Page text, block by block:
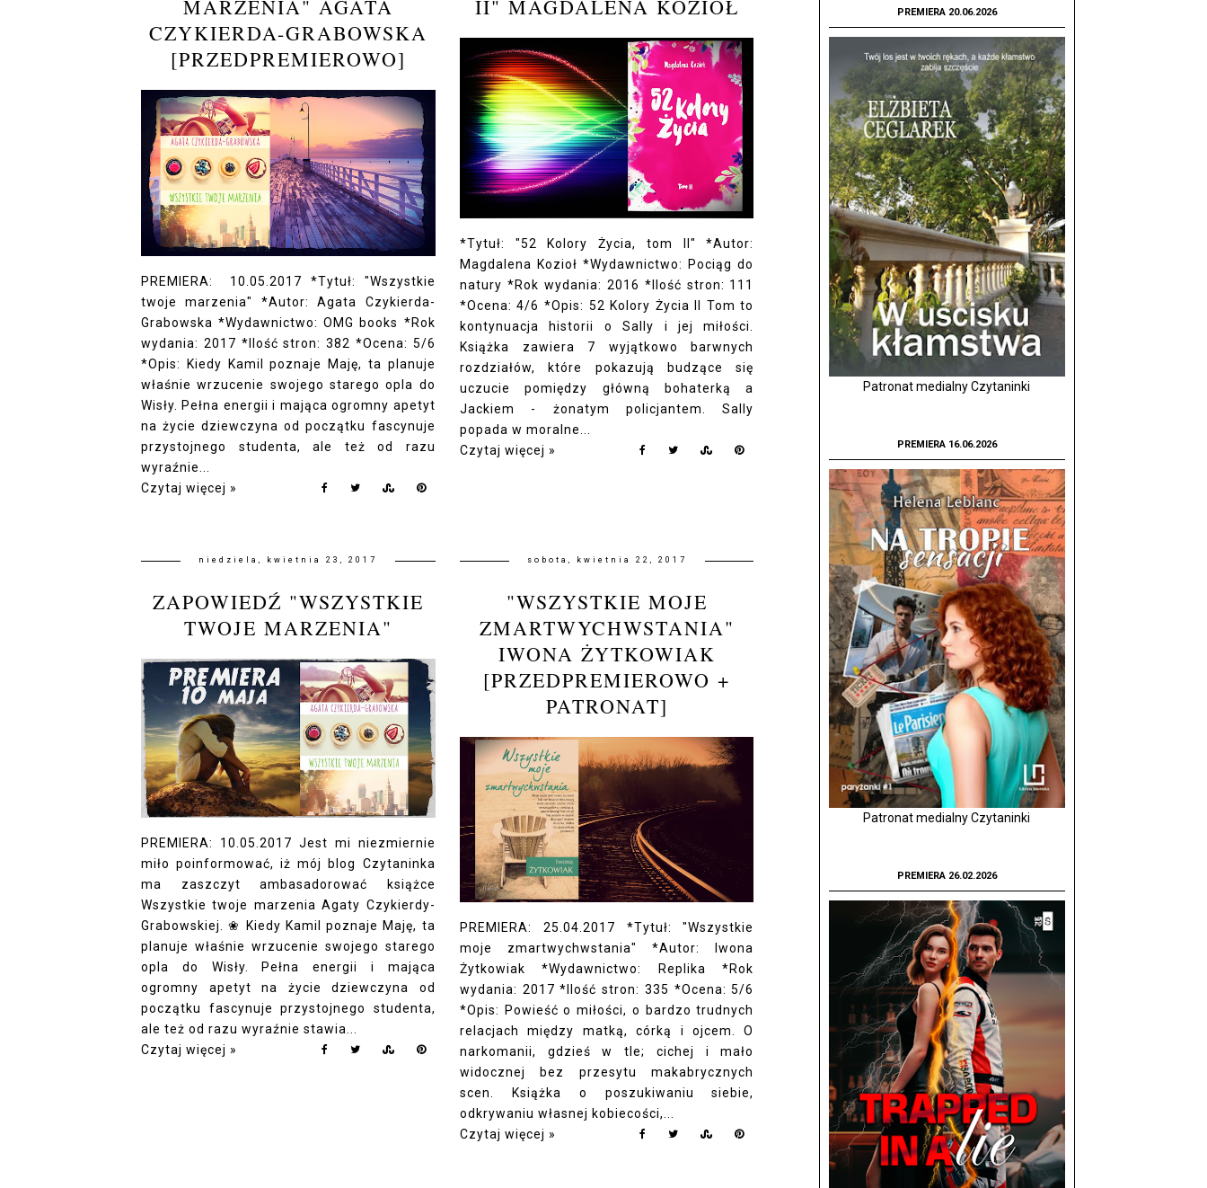
MARZENIA" AGATA
CZYKIERDA-GRABOWSKA
[PRZEDPREMIEROWO]
PREMIERA: 10.05.2017 *Tytuł: "Wszystkie
twoje marzenia" *Autor: Agata Czykierda-
Grabowska *Wydawnictwo: OMG books *Rok
wydania: 2017 *Ilość stron: 382 *Ocena: 5/6
*Opis: Kiedy Kamil poznaje Maję, ta planuje
właśnie wrzucenie swojego starego opla do
Wisły. Pełna energii i mająca ogromny apetyt
na życie dziewczyna od początku fascynuje
przystojnego studenta, ale też od razu
wyraźnie...
Czytaj więcej »
II" MAGDALENA KOZIOŁ
*Tytuł: "52 Kolory Życia, tom II" *Autor:
Magdalena Kozioł *Wydawnictwo: Pociąg do
natury *Rok wydania: 2016 *Ilość stron: 111
*Ocena: 4/6 *Opis: 52 Kolory Życia II Tom to
kontynuacja historii o Sally i jej miłości.
Książka zawiera 7 wyjątkowo barwnych
rozdziałów, które pokazują budzące się
uczucie pomiędzy główną bohaterką a
Jackiem - żonatym policjantem. Sally
popada w moralne...
Czytaj więcej »
niedziela, kwietnia 23, 2017
ZAPOWIEDŹ "WSZYSTKIE
TWOJE MARZENIA"
PREMIERA: 10.05.2017 Jest mi niezmiernie
miło poinformować, iż mój blog Czytaninka
ma zaszczyt ambasadorować książce
Wszystkie twoje marzenia Agaty Czykierdy-
Grabowskiej. ❀ Kiedy Kamil poznaje Maję, ta
planuje właśnie wrzucenie swojego starego
opla do Wisły. Pełna energii i mająca
ogromny apetyt na życie dziewczyna od
początku fascynuje przystojnego studenta,
ale też od razu wyraźnie stawia...
Czytaj więcej »
sobota, kwietnia 22, 2017
"WSZYSTKIE MOJE
ZMARTWYCHWSTANIA"
IWONA ŻYTKOWIAK
[PRZEDPREMIEROWO +
PATRONAT]
PREMIERA: 25.04.2017 *Tytuł: "Wszystkie
moje zmartwychwstania" *Autor: Iwona
Żytkowiak *Wydawnictwo: Replika *Rok
wydania: 2017 *Ilość stron: 335 *Ocena: 5/6
*Opis: Powieść o miłości, o bardzo trudnych
relacjach między matką, córką i ojcem. O
narkomanii, gdzieś w tle; cichej i mało
widocznej bez przesytu makabrycznych
scen. Książka o poszukiwaniu siebie,
odkrywaniu własnej kobiecości,...
Czytaj więcej »
PREMIERA 20.06.2026
Patronat medialny Czytaninki
PREMIERA 16.06.2026
Patronat medialny Czytaninki
PREMIERA 26.02.2026